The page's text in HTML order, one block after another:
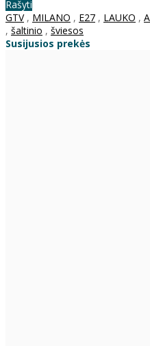
Rašyti
GTV, MILANO , E27 , LAUKO ,
, šaltinio , šviesos
Susijusios prekės